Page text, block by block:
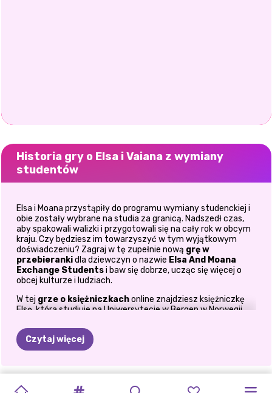
Historia gry o Elsa i Vaiana z wymiany
studentów
Elsa i Moana przystąpiły do programu wymiany studenckiej i
obie zostały wybrane na studia za granicą. Nadszedł czas,
aby spakowali walizki i przygotowali się na cały rok w obcym
kraju. Czy będziesz im towarzyszyć w tym wyjątkowym
doświadczeniu? Zagraj w tę zupełnie nową grę w
przebierankidla dziewczyn o nazwie Elsa And Moana
Exchange Studentsi baw się dobrze, ucząc się więcej o
obcej kulturze i ludziach.
W tej grze o księżniczkachonline znajdziesz księżniczkę
Elsę, która studiuje na Uniwersytecie w Bergen w Norwegii,
University. Niedawno te dwie uczelnie uruchomiły program
wymiany studentów i dziewczyny zdecydowały się zapisać.
Studenci z jednego uniwersytetu mogą przyjeżdżać na inny,
kulturze i ludziach. Brzmi fajnie, co? Dziewczyny są bardzo
Czytaj więcej
ELLIE
KSIĘŻNICZKI KSIĘŻNICZKI
KSIĘŻNICZKA KSIĘŻNICZKI